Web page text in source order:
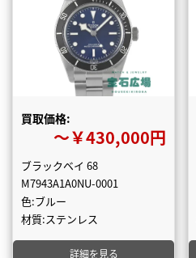
買取価格:
〜￥430,000円
ブラックベイ 68
M7943A1A0NU-0001
色:ブルー
材質:ステンレス
詳細を見る